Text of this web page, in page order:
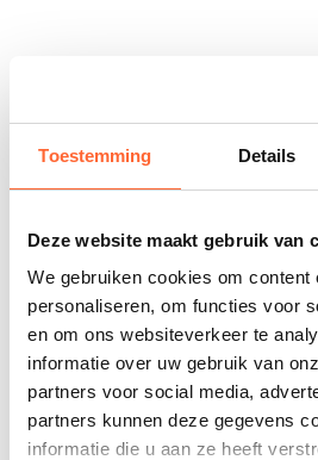
Toestemming Details
Deze website maakt gebruik van
We gebruiken cookies om content
personaliseren, om functies voor
en om ons websiteverkeer te
informatie over uw gebruik van
partners voor social media,
partners kunnen deze gegevens
informatie die u aan ze heeft